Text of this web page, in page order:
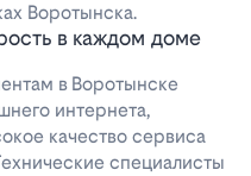
Воротынска.
в каждом доме
в Воротынске
интернета,
качество сервиса
специалисты